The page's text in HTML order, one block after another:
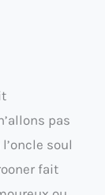
pas
soul
fait